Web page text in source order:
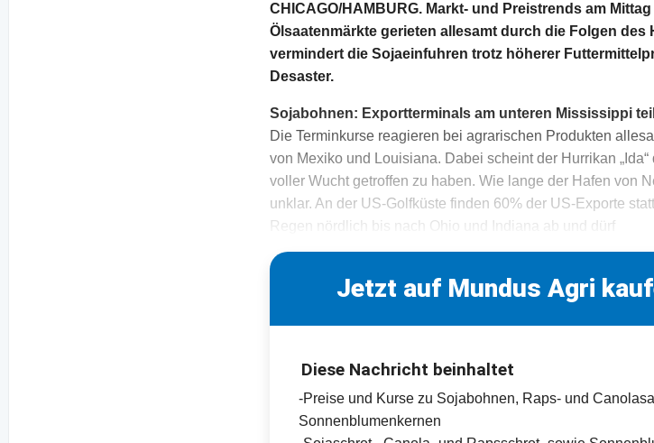
CHICAGO/HAMBURG. Markt- und Preistrends am
Ölsaatenmärkte gerieten allesamt durch die Folgen des
vermindert die Sojaeinfuhren trotz höherer
Desaster.
Sojabohnen: Exportterminals am unteren Mississippi
Die Terminkurse reagieren bei agrarischen Produkten
von Mexiko und Louisiana. Dabei scheint der Hurrikan
voller Wucht getroffen zu haben. Wie lange der Hafen von
unklar. An der US-Golfküste finden 60% der US-Exporte
Regen nördlich bis nach Ohio und Indiana ab und dürf
Jetzt auf Mundus Agri
Diese Nachricht beinhaltet
-Preise und Kurse zu Sojabohnen, Raps- und
Sonnenblumenkernen